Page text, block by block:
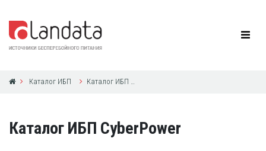
Каталог ИБП Каталог ИБП CyberPower
Каталог ИБП CyberPower